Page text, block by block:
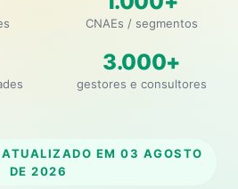
CNAEs / segmentos
3.000+
gestores e consultores
EM 03 AGOSTO
DE 2026